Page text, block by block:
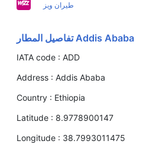
طيران ويز
Addis Ababa تفاصيل المطار
IATA code :ADD
Address :Addis Ababa
Country : Ethiopia
Latitude : 8.9778900147
Longitude : 38.7993011475